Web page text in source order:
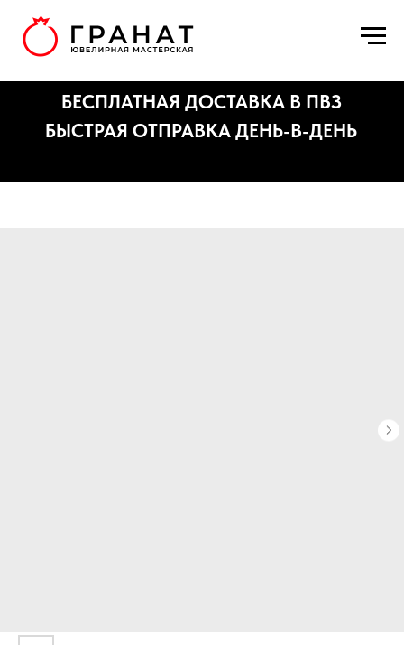
БЫСТРАЯ ОТПРАВКА ДЕНЬ-В-ДЕНЬ